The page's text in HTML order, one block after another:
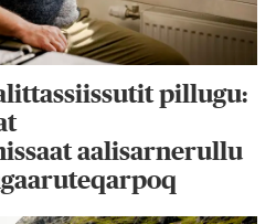
pillugu:
aalisarnerullu